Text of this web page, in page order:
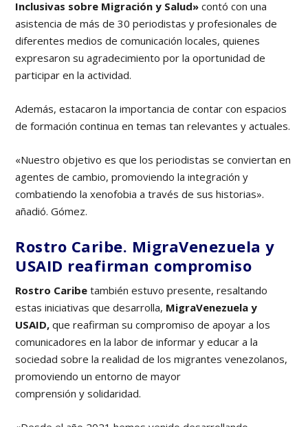
Inclusivas sobre Migración y Salud» contó con una
asistencia de más de 30 periodistas y profesionales de
diferentes medios de comunicación locales, quienes
expresaron su agradecimiento por la oportunidad de
participar en la actividad.
Además, estacaron la importancia de contar con espacios
de formación continua en temas tan relevantes y actuales.
«Nuestro objetivo es que los periodistas se conviertan en
agentes de cambio, promoviendo la integración y
combatiendo la xenofobia a través de sus historias».
añadió. Gómez.
Rostro Caribe. MigraVenezuela y
USAID reafirman compromiso
Rostro Caribe también estuvo presente, resaltando
estas iniciativas que desarrolla, MigraVenezuela y
USAID, que reafirman su compromiso de apoyar a los
comunicadores en la labor de informar y educar a la
sociedad sobre la realidad de los migrantes venezolanos,
promoviendo un entorno de mayor
comprensión y solidaridad.